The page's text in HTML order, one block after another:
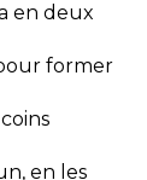
en deux
former
en les